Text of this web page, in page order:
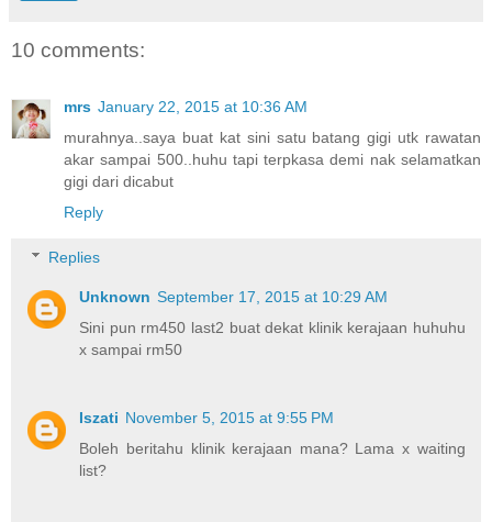
10 comments:
mrs January 22, 2015 at 10:36 AM
murahnya..saya buat kat sini satu batang gigi utk rawatan
akar sampai 500..huhu tapi terpkasa demi nak selamatkan
gigi dari dicabut
Reply
Replies
Unknown September 17, 2015 at 10:29 AM
Sini pun rm450 last2 buat dekat klinik kerajaan huhuhu
x sampai rm50
Iszati November 5, 2015 at 9:55 PM
Boleh beritahu klinik kerajaan mana? Lama x waiting
list?